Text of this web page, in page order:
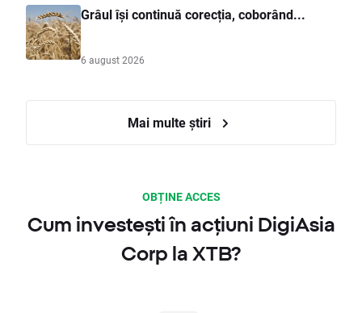
Grâul își continuă corecția, coborând...
6 august 2026
Mai multe știri
OBȚINE ACCES
Cum investești în acțiuni DigiAsia
Corp la XTB?